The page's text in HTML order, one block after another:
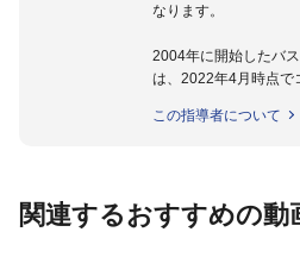
なります。
2004年に開始したバ
は、2022年4月時点で
指導実績多数・各地講
など多くの書籍・DVD
この指導者について
関連するおすすめの動